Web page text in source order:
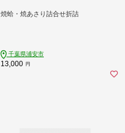
焼蛤・焼あさり詰合せ折詰
千葉県浦安市
13,000 円